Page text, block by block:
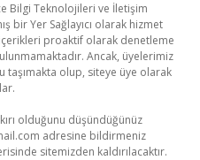
Bilgi Teknolojileri ve İletişim
bir Yer Sağlayıcı olarak hizmet
proaktif olarak denetleme
Ancak, üyelerimiz
taşımakta olup, siteye üye olarak
olduğunu düşündüğünüz
adresine bildirmeniz
sitemizden kaldırılacaktır.